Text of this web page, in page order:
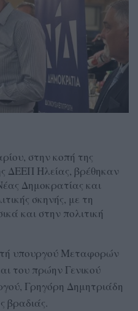
στην κοπή της
ΔΕΕΠ Ηλείας, βρέθηκαν
Δημοκρατίας και
σκηνής, με τη
και στην πολιτική
υπουργού Μεταφορών
του πρώην Γενικού
Γρηγόρη Δημητριάδη
βραδιάς.